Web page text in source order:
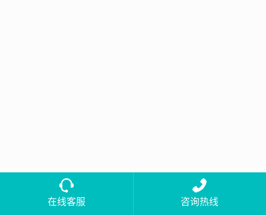
在线客服 咨询热线